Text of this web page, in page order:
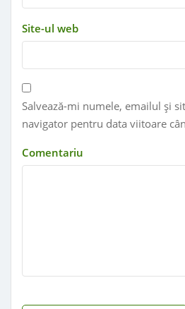
Site-ul web
Salvează-mi numele, emailul și
navigator pentru data viitoare
Comentariu